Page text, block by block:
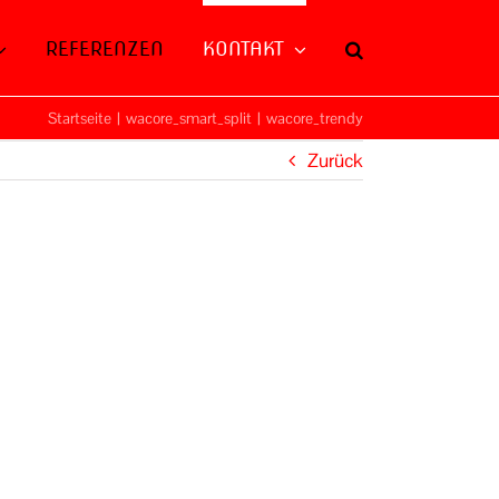
REFERENZEN KONTAKT
Startseite | wacore_smart_split | wacore_trendy
Zurück